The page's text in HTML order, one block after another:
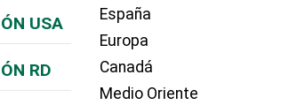
USA
RD
España
Europa
Canadá
Medio Oriente